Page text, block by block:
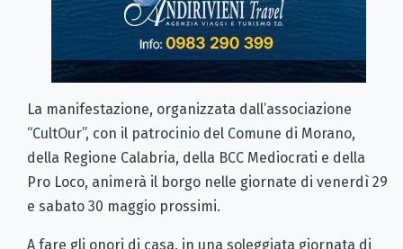
La manifestazione, organizzata dall’associazione
“CultOur”, con il patrocinio del Comune di Morano,
della Regione Calabria, della BCC Mediocrati e della
Pro Loco, animerà il borgo nelle giornate di venerdì 29
e sabato 30 maggio prossimi.
A fare gli onori di casa, in una soleggiata giornata di